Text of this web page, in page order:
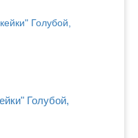
Голубой,